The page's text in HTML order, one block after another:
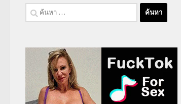
ค้นหา
สำหรับ: